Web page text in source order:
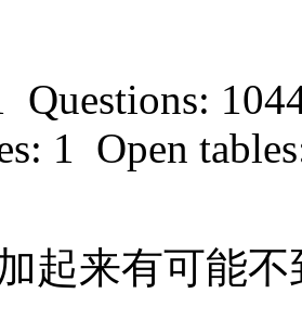
Questions:
1 Open
起来有可能